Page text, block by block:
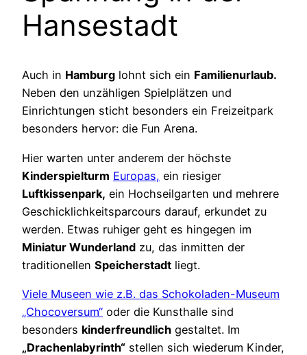
Hansestadt
Auch in Hamburg lohnt sich ein Familienurlaub.
Neben den unzähligen Spielplätzen und
Einrichtungen sticht besonders ein Freizeitpark
besonders hervor: die Fun Arena.
Hier warten unter anderem der höchste
Kinderspielturm Europas, ein riesiger
Luftkissenpark, ein Hochseilgarten und mehrere
Geschicklichkeitsparcours darauf, erkundet zu
werden. Etwas ruhiger geht es hingegen im
Miniatur Wunderland zu, das inmitten der
traditionellen Speicherstadt liegt.
Viele Museen wie z.B. das Schokoladen-Museum
„Chocoversum“ oder die Kunsthalle sind
besonders kinderfreundlich gestaltet. Im
„Drachenlabyrinth“ stellen sich wiederum Kinder,